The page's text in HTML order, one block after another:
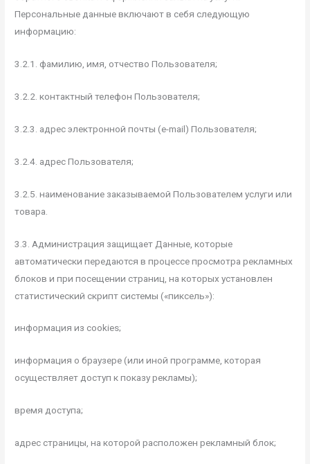
Персональные данные включают в себя следующую
информацию:
3.2.1. фамилию, имя, отчество Пользователя;
3.2.2. контактный телефон Пользователя;
3.2.3. адрес электронной почты (e-mail) Пользователя;
3.2.4. адрес Пользователя;
3.2.5. наименование заказываемой Пользователем услуги или
товара.
3.3. Администрация защищает Данные, которые
автоматически передаются в процессе просмотра рекламных
блоков и при посещении страниц, на которых установлен
статистический скрипт системы («пиксель»):
информация из cookies;
информация о браузере (или иной программе, которая
осуществляет доступ к показу рекламы);
время доступа;
адрес страницы, на которой расположен рекламный блок;